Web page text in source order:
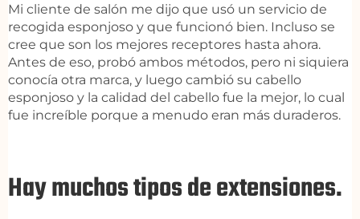
Mi cliente de salón me dijo que usó un servicio de
recogida esponjoso y que funcionó bien. Incluso se
cree que son los mejores receptores hasta ahora.
Antes de eso, probó ambos métodos, pero ni siquiera
conocía otra marca, y luego cambió su cabello
esponjoso y la calidad del cabello fue la mejor, lo cual
fue increíble porque a menudo eran más duraderos.
Hay muchos tipos de extensiones.